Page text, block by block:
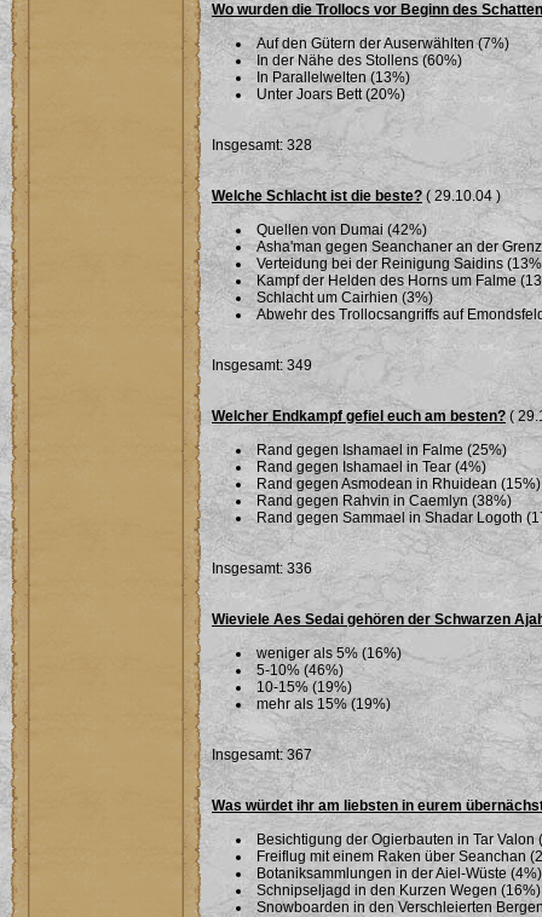
Wo wurden die Trollocs vor Beginn des
Auf den Gütern der Auserwählten (7%)
In der Nähe des Stollens (60%)
In Parallelwelten (13%)
Unter Joars Bett (20%)
Insgesamt: 328
Welche Schlacht ist die beste?( 29.10.04 )
Quellen von Dumai (42%)
Asha'man gegen Seanchaner an der
Verteidung bei der Reinigung Saidins
Kampf der Helden des Horns um Falme
Schlacht um Cairhien (3%)
Abwehr des Trollocsangriffs auf
Insgesamt: 349
Welcher Endkampf gefiel euch am besten? (
Rand gegen Ishamael in Falme (25%)
Rand gegen Ishamael in Tear (4%)
Rand gegen Asmodean in Rhuidean (15%)
Rand gegen Rahvin in Caemlyn (38%)
Rand gegen Sammael in Shadar Logoth
Insgesamt: 336
Wieviele Aes Sedai gehören der Schwarzen
weniger als 5% (16%)
5-10% (46%)
10-15% (19%)
mehr als 15% (19%)
Insgesamt: 367
Was würdet ihr am liebsten in eurem
Besichtigung der Ogierbauten in Tar Valon
Freiflug mit einem Raken über Seanchan
Botaniksammlungen in der Aiel-Wüste (4%)
Schnipseljagd in den Kurzen Wegen (16%)
Snowboarden in den Verschleierten